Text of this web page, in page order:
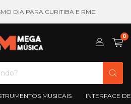
DIA PARA CURITIBA E RMC
0
MUSICAIS INTERFACE